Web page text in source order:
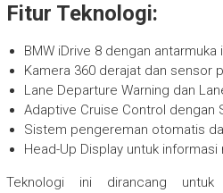
Fitur Teknologi:
BMW iDrive 8 dengan antarmuka
Kamera 360 derajat dan sensor
Lane Departure Warning dan
Adaptive Cruise Control dengan
Sistem pengereman otomatis
Head-Up Display untuk
Teknologi ini dirancang untuk